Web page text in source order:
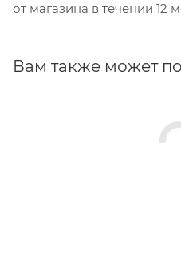
от магазина в течении 12
Вам также может